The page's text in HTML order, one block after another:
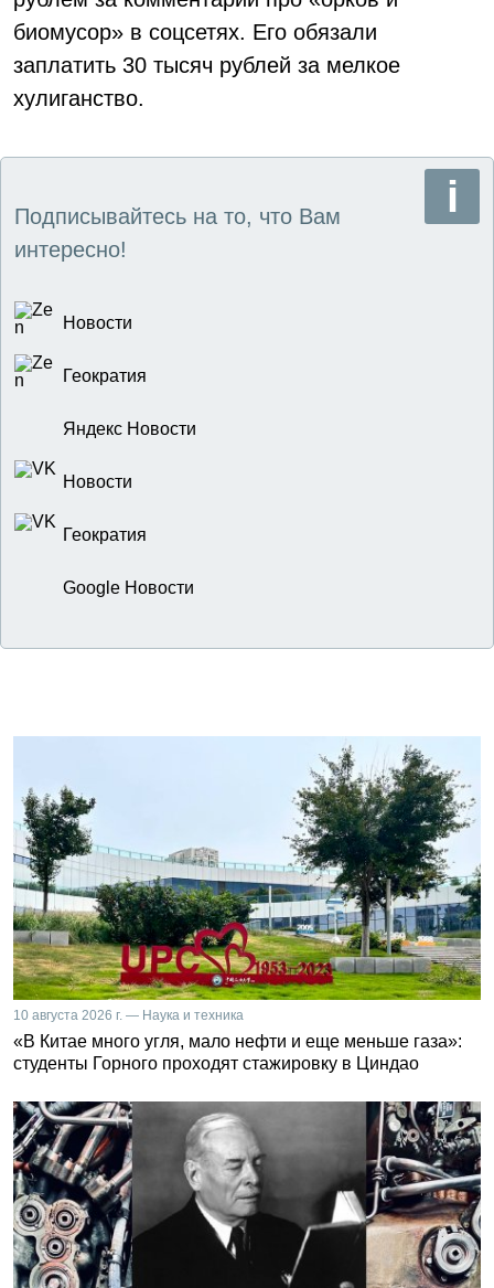
биомусор» в соцсетях. Его обязали
заплатить 30 тысяч рублей за мелкое
хулиганство.
Подписывайтесь на то, что Вам
интересно!
Новости
Геократия
Яндекс Новости
Новости
Геократия
Google Новости
10 августа 2026 г. — Наука и техника
«В Китае много угля, мало нефти и еще меньше газа»:
студенты Горного проходят стажировку в Циндао